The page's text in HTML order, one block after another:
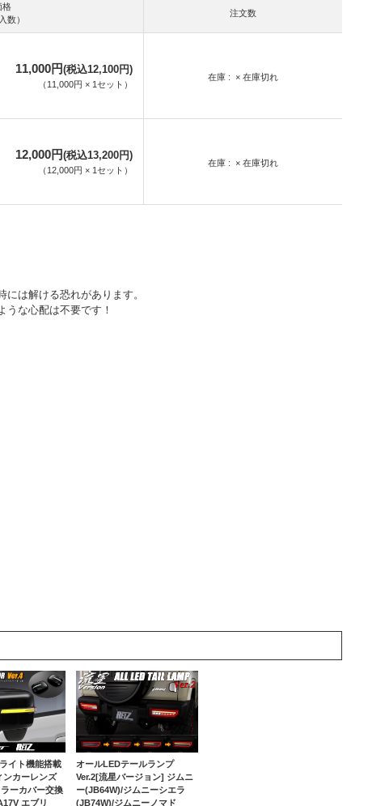
格
数）
注文数
11,000円(税込12,100円)
（ 11,000円 × 1セット ）
在庫 × 在庫切れ
12,000円(税込13,200円)
（ 12,000円 × 1セット ）
在庫 × 在庫切れ
は解ける恐れがあります。
な心配は不要です！
イト機能搭載
ンカーレンズ
ーカバー交換
エブリ
オールLEDテールランプ
Ver.2[流星バージョン] ジムニ
ー(JB64W)/ジムニーシエラ
(JB74W)/ジムニーノマド